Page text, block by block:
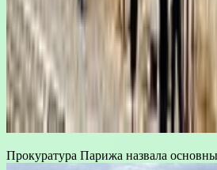
Прокуратура Парижа назвала